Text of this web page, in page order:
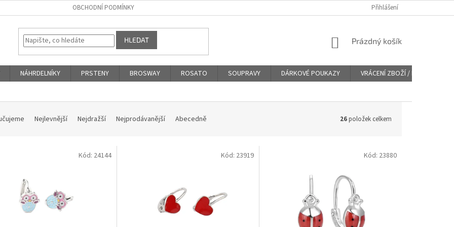
OBCHODNÍ PODMÍNKY Přihlášení
HLEDAT
NÁKUPNÍ
Prázdný košík
NÁHRDELNÍKY PRSTENY BROSWAY ROSATO SOUPRAVY DÁRKOVÉ POUKAZY
VRÁCENÍ ZBOŽÍ / REKLAMACE
Nejlevnější Nejdražší Nejprodávanější Abecedně 26položek celkem
Kód: 24144 Kód: 23919 Kód: 23880